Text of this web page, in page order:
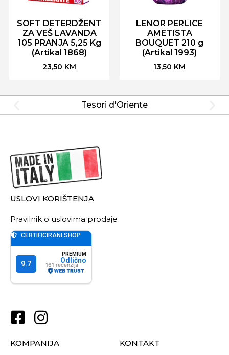
SOFT DETERDŽENT
ZA VEŠ LAVANDA
105 PRANJA 5,25 Kg
(Artikal 1868)
23,50 KM
LENOR PERLICE
AMETISTA
BOUQUET 210 g
(Artikal 1993)
13,50 KM
Tesori d'Oriente
USLOVI KORIŠTENJA
Pravilnik o uslovima prodaje
KOMPANIJA KONTAKT